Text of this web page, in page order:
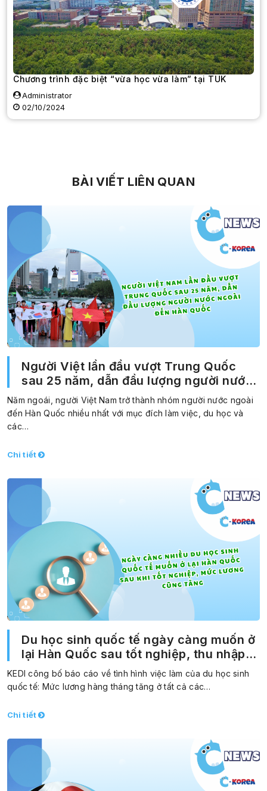
Chương trình đặc biệt “vừa học vừa làm” tại TUK
Administrator
02/10/2024
BÀI VIẾT LIÊN QUAN
Người Việt lần đầu vượt Trung Quốc
sau 25 năm, dẫn đầu lượng người nước
ngoài đến Hàn Quốc
Năm ngoái, người Việt Nam trở thành nhóm người nước ngoài
đến Hàn Quốc nhiều nhất với mục đích làm việc, du học và
các…
Chi tiết
Du học sinh quốc tế ngày càng muốn ở
lại Hàn Quốc sau tốt nghiệp, thu nhập
hàng tháng cũng tăng
KEDI công bố báo cáo về tình hình việc làm của du học sinh
quốc tế: Mức lương hàng tháng tăng ở tất cả các…
Chi tiết